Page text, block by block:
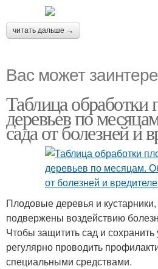
читать дальше →
Вас может
Таблица обработки
деревьев по
сада от болезней и
Плодовые деревья и кустарники,
подвержены воздействию
Чтобы защитить сад и
регулярно проводить
специальными средствами.